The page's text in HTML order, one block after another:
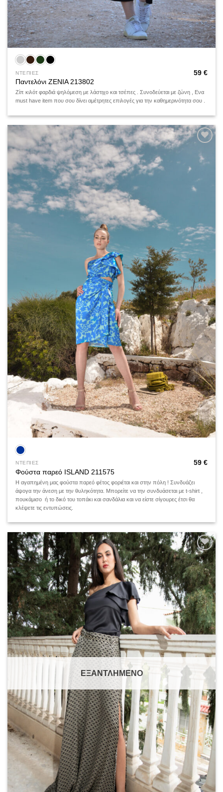
ΝΤΕΠΙΕΣ
Παντελόνι ZENIA 213802
59 €
Ζίπ κιλότ φαρδιά ψηλόμεση με λάστιχο και τσέπες . Συνοδεύεται με ζώνη , Ενα
must have item που σου δίνει αμέτρητες επιλογές για την καθημερινότητα σου .
wishlist
ΝΤΕΠΙΕΣ
Φούστα παρεό ISLAND 211575
59 €
Η αγαπημένη μας φούστα παρεό φέτος φοριέται και στην πόλη ! Συνδυάζει
άψογα την άνεση με την θυληκότητα. Μπορείτε να την συνδυάσεται με t-shirt ,
πουκάμισο ή το δικό του τοπάκι και σανδάλια και να είστε σίγουρες έτσι θα
κλέψετε τις εντυπώσεις.
Add to
wishlist
ΕΞΑΝΤΛΗΜΈΝΟ